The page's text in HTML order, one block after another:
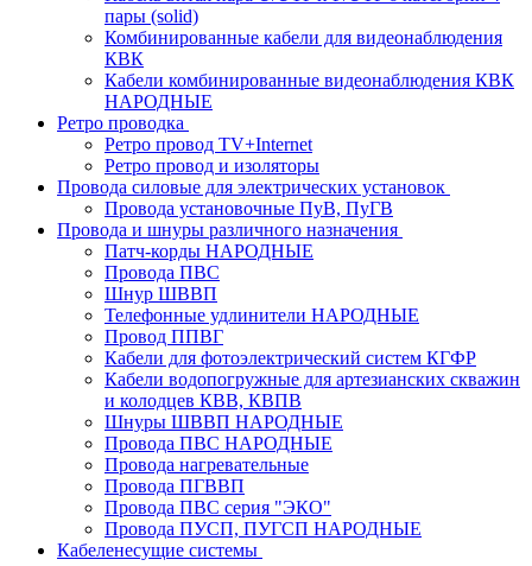
пары (solid)
Комбинированные кабели для видеонаблюдения
КВК
Кабели комбинированные видеонаблюдения КВК
НАРОДНЫЕ
Ретро проводка
Ретро провод TV+Internet
Ретро провод и изоляторы
Провода силовые для электрических установок
Провода установочные ПуВ, ПуГВ
Провода и шнуры различного назначения
Патч-корды НАРОДНЫЕ
Провода ПВС
Шнур ШВВП
Телефонные удлинители НАРОДНЫЕ
Провод ППВГ
Кабели для фотоэлектрический систем КГФР
Кабели водопогружные для артезианских скважин
и колодцев КВВ, КВПВ
Шнуры ШВВП НАРОДНЫЕ
Провода ПВС НАРОДНЫЕ
Провода нагревательные
Провода ПГВВП
Провода ПВС серия "ЭКО"
Провода ПУСП, ПУГСП НАРОДНЫЕ
Кабеленесущие системы